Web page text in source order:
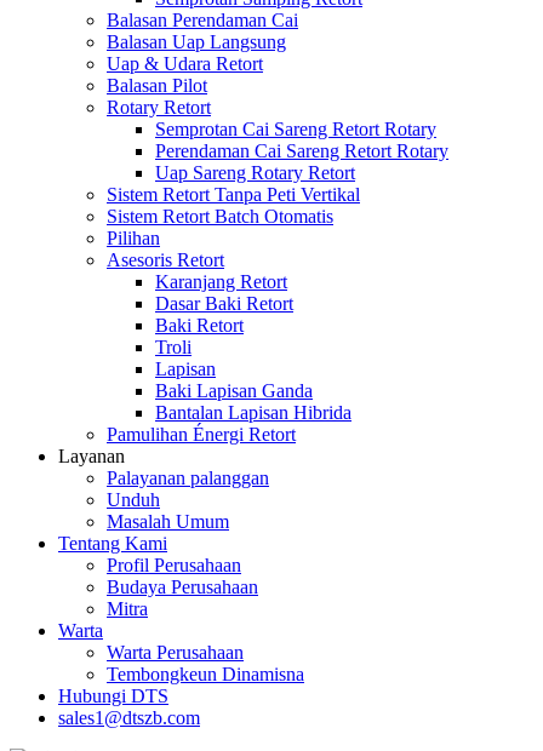
Balasan Perendaman Cai
Balasan Uap Langsung
Uap & Udara Retort
Balasan Pilot
Rotary Retort
Semprotan Cai Sareng Retort Rotary
Perendaman Cai Sareng Retort Rotary
Uap Sareng Rotary Retort
Sistem Retort Tanpa Peti Vertikal
Sistem Retort Batch Otomatis
Pilihan
Asesoris Retort
Karanjang Retort
Dasar Baki Retort
Baki Retort
Troli
Lapisan
Baki Lapisan Ganda
Bantalan Lapisan Hibrida
Pamulihan Énergi Retort
Layanan
Palayanan palanggan
Unduh
Masalah Umum
Tentang Kami
Profil Perusahaan
Budaya Perusahaan
Mitra
Warta
Warta Perusahaan
Tembongkeun Dinamisna
Hubungi DTS
sales1@dtszb.com